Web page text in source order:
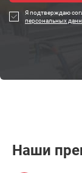
Я подтверждаю
персональных
Наши